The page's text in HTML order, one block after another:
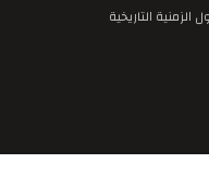
الزمنية التاريخية